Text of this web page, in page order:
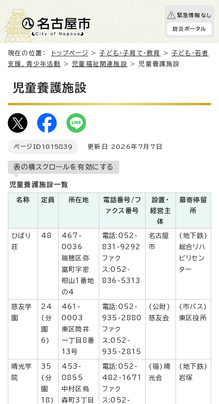
緊急情報なし
防災ポータル
現在の位置： トップページ >子ども・子育て・教育 >子ども・若者
支援、青少年活動
> 児童福祉関連施設 > 児童養護施設
児童養護施設
ページID 1015839 更新日 2026年7月7日
表の横スクロールを有効にする
児童養護施設一覧
名称 定員 所在地
電話番号/フ
ァクス番号
設置・
経営主
体
最寄停留
所
ひばり
荘
48
467-
0036
瑞穂区弥
富町字密
柑山1番地
の4
電話:052-
831-9292
ファク
ス:052-
836-5313
名古屋
市
(地下鉄)
総合リハ
ビリセン
ター
慈友学
園
24
(分
園
6)
461-
0003
東区筒井
一丁目8番
13号
電話:052-
935-2880
ファク
ス:052-
935-2815
(公財)
慈友会
(市バス)
東区役所
晴光学
院
35
(分
園
18)
453-
0855
中村区烏
森町3丁目
電話:052-
482-1671
ファク
ス:052-
(福)晴
光会
(地下鉄)
岩塚